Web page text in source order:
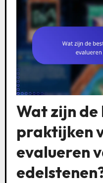
Wat zijn de
praktijken
evalueren